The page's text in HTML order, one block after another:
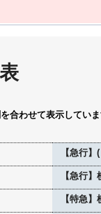
合わせて表示してい
【急行
【急行
【特急